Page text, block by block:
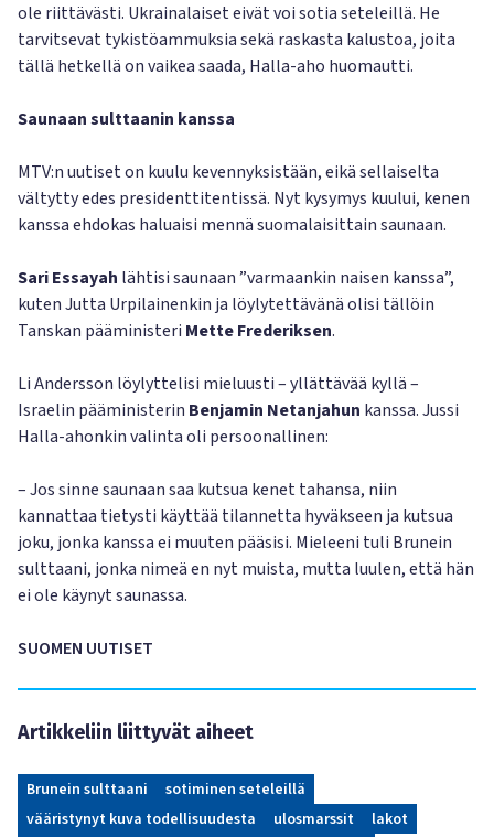
ole riittävästi. Ukrainalaiset eivät voi sotia seteleillä. He
tarvitsevat tykistöammuksia sekä raskasta kalustoa, joita
tällä hetkellä on vaikea saada, Halla-aho huomautti.
Saunaan sulttaanin kanssa
MTV:n uutiset on kuulu kevennyksistään, eikä sellaiselta
vältytty edes presidenttitentissä. Nyt kysymys kuului, kenen
kanssa ehdokas haluaisi mennä suomalaisittain saunaan.
Sari Essayah lähtisi saunaan ”varmaankin naisen kanssa”,
kuten Jutta Urpilainenkin ja löylytettävänä olisi tällöin
Tanskan pääministeri Mette Frederiksen.
Li Andersson löylyttelisi mieluusti – yllättävää kyllä –
Israelin pääministerin Benjamin Netanjahun kanssa. Jussi
Halla-ahonkin valinta oli persoonallinen:
– Jos sinne saunaan saa kutsua kenet tahansa, niin
kannattaa tietysti käyttää tilannetta hyväkseen ja kutsua
joku, jonka kanssa ei muuten pääsisi. Mieleeni tuli Brunein
sulttaani, jonka nimeä en nyt muista, mutta luulen, että hän
ei ole käynyt saunassa.
SUOMEN UUTISET
Artikkeliin liittyvät aiheet
Brunein sulttaani
sotiminen seteleillä
vääristynyt kuva todellisuudesta
ulosmarssit
lakot